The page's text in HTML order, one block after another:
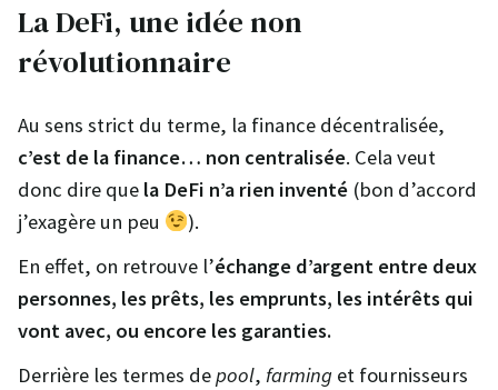
La DeFi, une idée non
révolutionnaire
Au sens strict du terme, la finance décentralisée,
c’est de la finance… non centralisée. Cela veut
donc dire que la DeFi n’a rien inventé (bon d’accord
j’exagère un peu
).
En effet, on retrouve l’échange d’argent entre deux
personnes, les prêts, les emprunts, les intérêts qui
vont avec, ou encore les garanties.
Derrière les termes depool, farming et fournisseurs